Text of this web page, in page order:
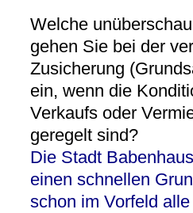
Welche
gehen Sie bei der
Zusicherung
ein, wenn die
Verkaufs oder
geregelt sind?
Die Stadt
einen schnellen
schon im Vorfeld alle